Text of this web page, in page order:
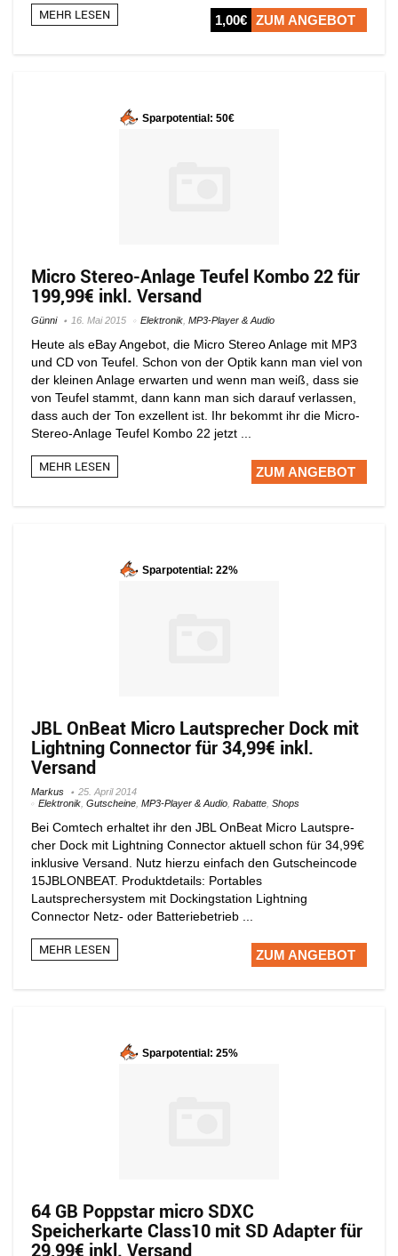
MEHR LESEN 1,00€ ZUM ANGEBOT
Sparpotential: 50€
Micro Stereo-Anlage Teufel Kombo 22 für
199,99€ inkl. Versand
Günni 16. Mai 2015 Elektronik MP3-Player & Audio
Heute als eBay Angebot, die Micro Stereo Anlage mit MP3
und CD von Teufel. Schon von der Optik kann man viel von
der kleinen Anlage erwarten und wenn man weiß, dass sie
von Teufel stammt, dann kann man sich darauf verlassen,
dass auch der Ton exzellent ist. Ihr bekommt ihr die Micro-
Stereo-Anlage Teufel Kombo 22 jetzt ...
MEHR LESEN ZUM ANGEBOT
Sparpotential: 22%
JBL OnBeat Micro Laut­spre­cher Dock mit
Light­ning Connec­tor für 34,99€ inkl.
Versand
Markus
25. April 2014
Elektronik Gutscheine MP3-Player & Audio Rabatte Shops
Bei Comtech erhaltet ihr den JBL OnBeat Micro Laut­spre­
cher Dock mit Light­ning Connec­tor aktuell schon für 34,99€
inklusive Versand. Nutz hierzu einfach den Gutscheincode
15JBLONBEAT. Produktdetails: Portables
Lautsprechersystem mit Dockingstation Lightning
Connector Netz- oder Batteriebetrieb ...
MEHR LESEN ZUM ANGEBOT
Sparpotential: 25%
64 GB Poppstar micro SDXC
Speicherkarte Class10 mit SD Adapter für
29,99€ inkl. Versand